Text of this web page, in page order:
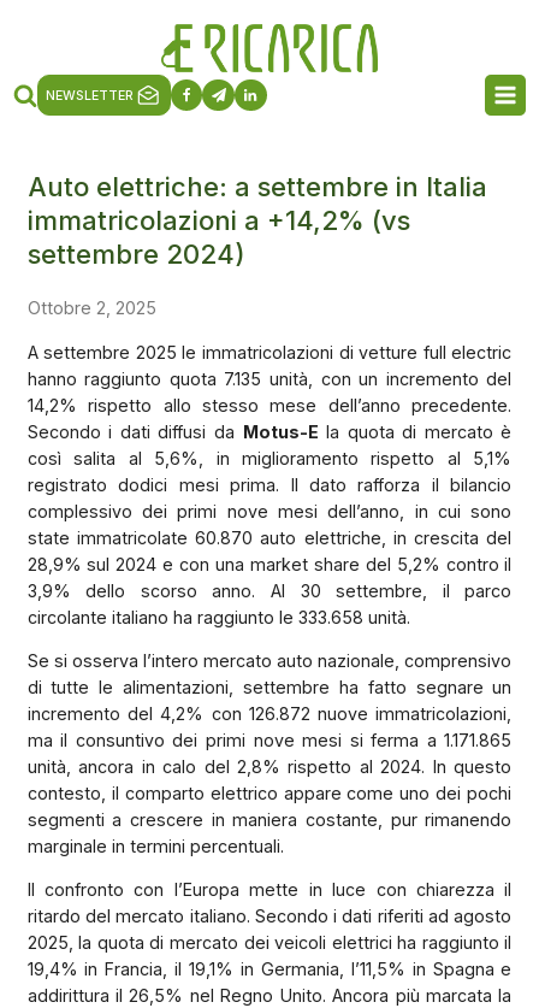
NEWSLETTER
Auto elettriche: a settembre in Italia
immatricolazioni a +14,2% (vs
settembre 2024)
Ottobre 2, 2025
A settembre 2025 le immatricolazioni di vetture full electric
hanno raggiunto quota 7.135 unità, con un incremento del
14,2% rispetto allo stesso mese dell’anno precedente.
Secondo i dati diffusi da Motus-E la quota di mercato è
così salita al 5,6%, in miglioramento rispetto al 5,1%
registrato dodici mesi prima. Il dato rafforza il bilancio
complessivo dei primi nove mesi dell’anno, in cui sono
state immatricolate 60.870 auto elettriche, in crescita del
28,9% sul 2024 e con una market share del 5,2% contro il
3,9% dello scorso anno. Al 30 settembre, il parco
circolante italiano ha raggiunto le 333.658 unità.
Se si osserva l’intero mercato auto nazionale, comprensivo
di tutte le alimentazioni, settembre ha fatto segnare un
incremento del 4,2% con 126.872 nuove immatricolazioni,
ma il consuntivo dei primi nove mesi si ferma a 1.171.865
unità, ancora in calo del 2,8% rispetto al 2024. In questo
contesto, il comparto elettrico appare come uno dei pochi
segmenti a crescere in maniera costante, pur rimanendo
marginale in termini percentuali.
Il confronto con l’Europa mette in luce con chiarezza il
ritardo del mercato italiano. Secondo i dati riferiti ad agosto
2025, la quota di mercato dei veicoli elettrici ha raggiunto il
19,4% in Francia, il 19,1% in Germania, l’11,5% in Spagna e
addirittura il 26,5% nel Regno Unito. Ancora più marcata la